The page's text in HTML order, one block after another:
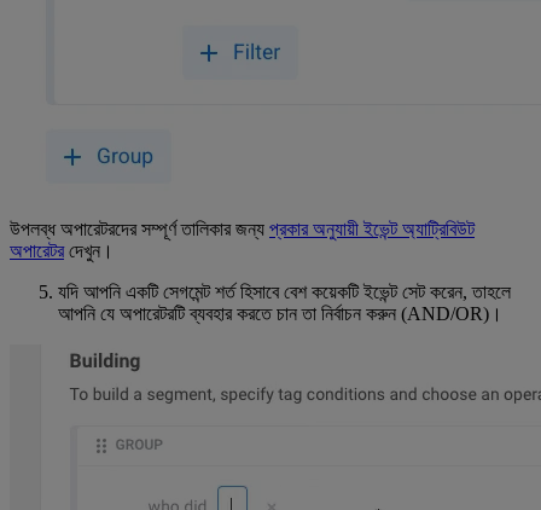
উপলব্ধ অপারেটরদের সম্পূর্ণ তালিকার জন্য প্রকার অনুযায়ী ইভেন্ট অ্যাট্রিবিউট
অপারেটরদেখুন।
যদি আপনি একটি সেগমেন্ট শর্ত হিসাবে বেশ কয়েকটি ইভেন্ট সেট করেন, তাহলে
আপনি যে অপারেটরটি ব্যবহার করতে চান তা নির্বাচন করুন (AND/OR)।